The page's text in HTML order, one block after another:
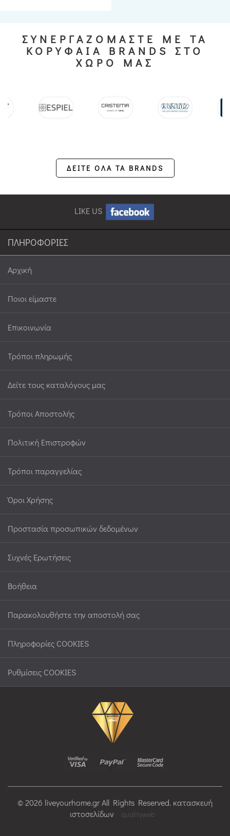
ΣΥΝΕΡΓΑΖΟΜΑΣΤΕ ΜΕ ΤΑ
ΚΟΡΥΦΑΙΑ BRANDS ΣΤΟ
ΧΩΡΟ ΜΑΣ
ΔΕΙΤΕ ΟΛΑ ΤΑ BRANDS
LIKE US
ΠΛΗΡΟΦΟΡΙΕΣ
Αρχική
Ποιοι είμαστε
Επικοινωνία
Τρόποι πληρωμής
Δείτε τους καταλόγους μας
Τρόποι Αποστολής
Πολιτική Επιστροφών
Τρόποι παραγγελίας
Όροι Χρήσης
Προστασία προσωπικών δεδομένων
Συχνές Ερωτήσεις
Βοήθεια
Παρακολουθήστε την αποστολή σας
Πληροφορίες COOKIES
Ρυθμίσεις COOKIES
© 2026 liveyourhome.gr All Rights Reserved. κατασκευή
ιστοσελίδων
qualityweb